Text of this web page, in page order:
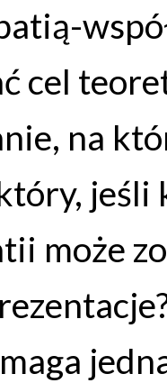
cel
na
może